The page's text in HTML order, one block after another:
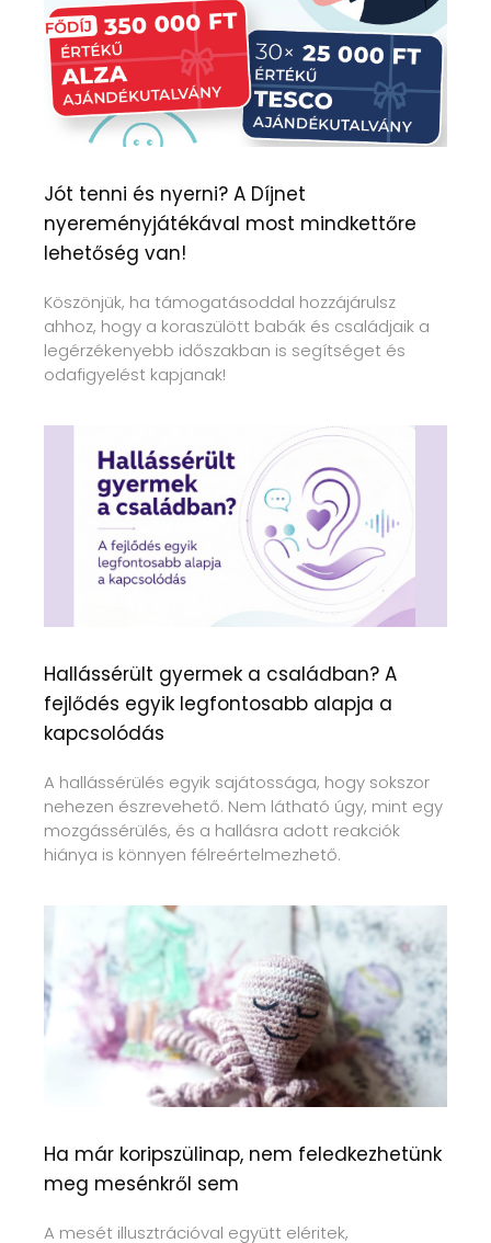
Jót tenni és nyerni? A Díjnet
nyereményjátékával most mindkettőre
lehetőség van!
Köszönjük, ha támogatásoddal hozzájárulsz
ahhoz, hogy a koraszülött babák és családjaik a
legérzékenyebb időszakban is segítséget és
odafigyelést kapjanak!
Hallássérült gyermek a családban? A
fejlődés egyik legfontosabb alapja a
kapcsolódás
A hallássérülés egyik sajátossága, hogy sokszor
nehezen észrevehető. Nem látható úgy, mint egy
mozgássérülés, és a hallásra adott reakciók
hiánya is könnyen félreértelmezhető.
Ha már koripszülinap, nem feledkezhetünk
meg mesénkről sem
A mesét illusztrációval együtt eléritek,